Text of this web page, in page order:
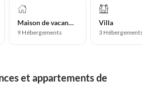
Maison de vacances
9 Hébergements
Villa
3
et appartements de